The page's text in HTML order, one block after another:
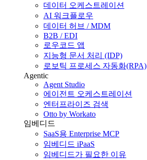
데이터 오케스트레이션
AI 워크플로우
데이터 허브 / MDM
B2B / EDI
로우코드 앱
지능형 문서 처리 (IDP)
로보틱 프로세스 자동화(RPA)
Agentic
Agent Studio
에이전트 오케스트레이션
엔터프라이즈 검색
Otto by Workato
임베디드
SaaS용 Enterprise MCP
임베디드 iPaaS
임베디드가 필요한 이유